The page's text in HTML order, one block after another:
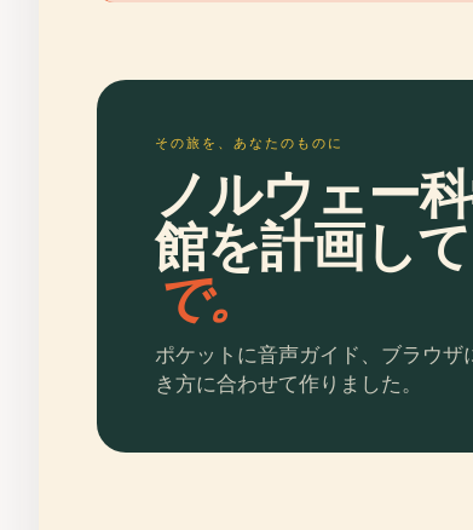
その旅を、あなたのものに
ノルウェー
館を計画し
で。
ポケットに音声ガイド、ブラウ
き方に合わせて作りました。